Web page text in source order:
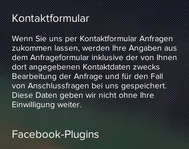
Kontaktformular
Wenn Sie uns per Kontaktformular Anfragen
zukommen lassen, werden Ihre Angaben aus
dem Anfrageformular inklusive der von Ihnen
dort angegebenen Kontaktdaten zwecks
Bearbeitung der Anfrage und für den Fall
von Anschlussfragen bei uns gespeichert.
Diese Daten geben wir nicht ohne Ihre
Einwilligung weiter.
Facebook-Plugins